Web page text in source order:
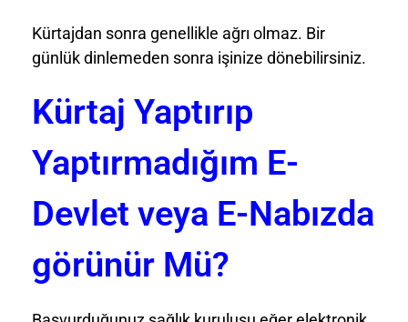
Kürtajdan sonra genellikle ağrı olmaz. Bir
günlük dinlemeden sonra işinize dönebilirsiniz.
Kürtaj Yaptırıp
Yaptırmadığım E-
Devlet veya E-Nabızda
görünür Mü?